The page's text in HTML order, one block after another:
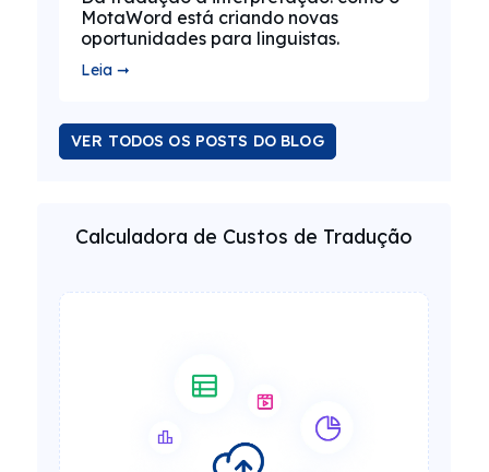
MotaWord está criando novas
oportunidades para linguistas.
Leia ➞
VER TODOS OS POSTS DO BLOG
Calculadora de Custos de Tradução